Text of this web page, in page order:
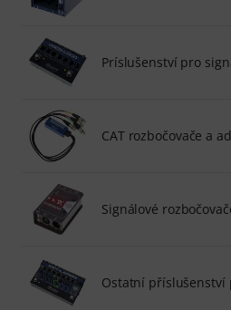
Príslušenství pro
CAT rozbočovače a
Signálové
Ostatní příslušenství